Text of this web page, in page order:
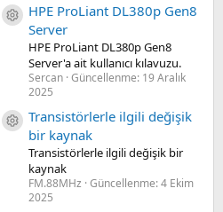
Kaynak ikon/amblem
HPE ProLiant DL380p Gen8
Server
HPE ProLiant DL380p Gen8
Server'a ait kullanıcı kılavuzu.
Sercan Güncellenme: 19 Aralık
2025
Kaynak ikon/amblem
Transistörlerle ilgili değişik
bir kaynak
Transistörlerle ilgili değişik bir
kaynak
FM.88MHz Güncellenme:4 Ekim
2025